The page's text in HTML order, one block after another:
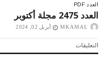
العدد PDF
العدد 2475 مجلة أكتوبر
MKAMAL أبريل 02, 2024
التعليقاتعلى
العدد